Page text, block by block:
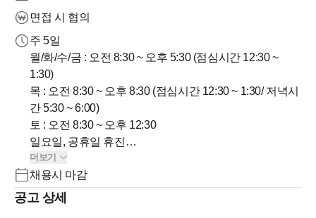
면접 시 협의
주 5일
월/화/수/금 : 오전 8:30 ~ 오후 5:30 (점심시간 12:30 ~
1:30)
목 : 오전 8:30 ~ 오후 8:30 (점심시간 12:30 ~ 1:30/ 저녁시
간 5:30 ~ 6:00)
토 : 오전 8:30 ~ 오후 12:30
일요일, 공휴일 휴진
주 5일 근무 (야간 주1회 목요일)
- 야간진료시 저녁시간 정해져있어 직원들 모두 같은 시
더보기
채용시 마감
공고 상세